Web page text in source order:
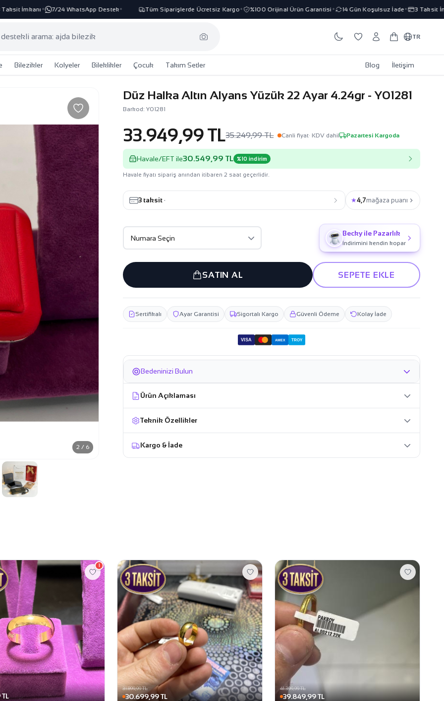
İmkanı✦ 7/24 WhatsApp Destek✦ Tüm Siparişlerde Ücretsiz Kargo✦ %100 Orijinal Ürün Garantisi✦ 14 Gün Koşulsuz İade ✦ 3 Taksit
TR
Bilezikler Kolyeler Bileklikler Çocuk Takım Setler Blog İletişim
2 / 6
Düz Halka Altın Alyans Yüzük 22 Ayar 4.24gr - Y01281
Barkod: Y01281
33.949,99 TL35.249,99 TL Canli fiyat· KDV dahil Pazartesi Kargoda
Havale/EFT ile30.549,99 TL %10 indirim
Havale fiyatı sipariş anından itibaren 2 saat geçerlidir.
3 taksit · ★4,7mağaza puanı
Becky ile Pazarlık
İndirimini kendin kopar
SATIN AL SEPETE EKLE
Sertifikalı Ayar Garantisi Sigortalı Kargo Güvenli Ödeme Kolay İade
VISA AMEX TROY
Bedeninizi Bulun
Ürün Açıklaması
Teknik Özellikler
Kargo & İade
1
31.899,99 TL
30.699,99 TL
41.399,99 TL
39.849,99 TL